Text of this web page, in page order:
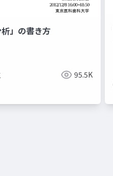
析」の書き方
95.5K